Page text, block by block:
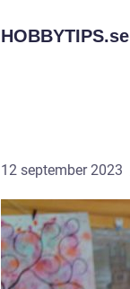
HOBBYTIPS.se
12 september 2023